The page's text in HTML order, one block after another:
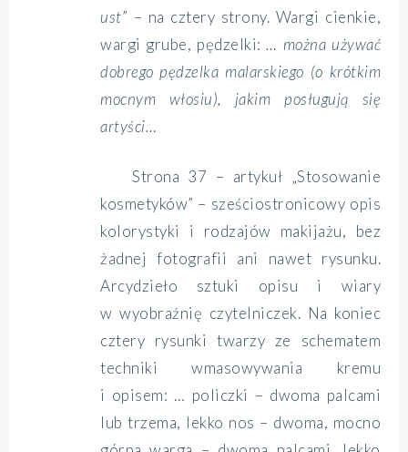
ust” – na cztery strony. Wargi cienkie,
wargi grube, pędzelki:… można używać
dobrego pędzelka malarskiego (o krótkim
mocnym włosiu), jakim posługują się
artyści…
Strona 37 – artykuł „Stosowanie
kosmetyków” – sześciostronicowy opis
kolorystyki i rodzajów makijażu, bez
żadnej fotografii ani nawet rysunku.
Arcydzieło sztuki opisu i wiary
w wyobraźnię czytelniczek. Na koniec
cztery rysunki twarzy ze schematem
techniki wmasowywania kremu
i opisem: … policzki – dwoma palcami
lub trzema, lekko nos – dwoma, mocno